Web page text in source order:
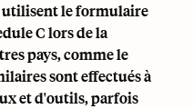
utilisent le formulaire
C lors de la
pays, comme le
sont effectués à
et d'outils, parfois